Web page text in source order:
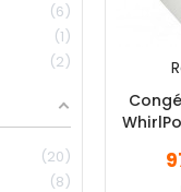
6
1
2
20
8